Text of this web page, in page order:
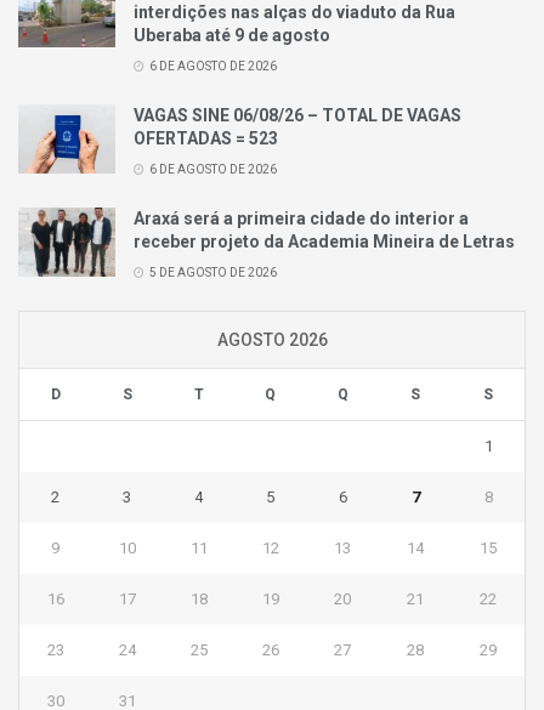
interdições nas alças do viaduto da Rua
Uberaba até 9 de agosto
6 DE AGOSTO DE 2026
VAGAS SINE 06/08/26 – TOTAL DE VAGAS
OFERTADAS = 523
6 DE AGOSTO DE 2026
Araxá será a primeira cidade do interior a
receber projeto da Academia Mineira de Letras
5 DE AGOSTO DE 2026
AGOSTO 2026
D S T Q Q S S
1
2 3 4 5 6 7 8
9 10 11 12 13 14 15
16 17 18 19 20 21 22
23 24 25 26 27 28 29
30 31